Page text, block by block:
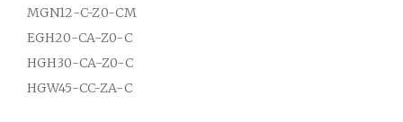
MGN12-C-Z0-CM
EGH20-CA-Z0-C
HGH30-CA-Z0-C
HGW45-CC-ZA-C